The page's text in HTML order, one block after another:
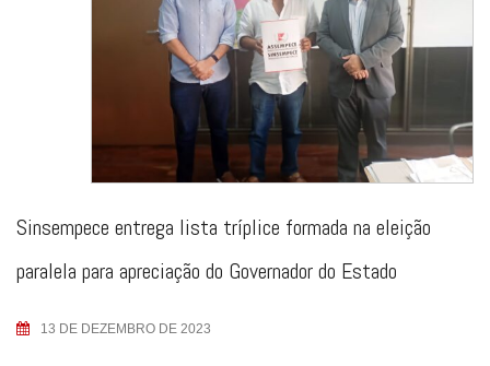
Sinsempece entrega lista tríplice formada na eleição
paralela para apreciação do Governador do Estado
13 DE DEZEMBRO DE 2023